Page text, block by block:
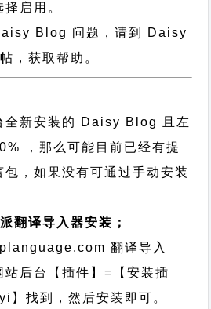
启用。
Blog 问题，请到 Daisy
，获取帮助。
全新安装的 Daisy Blog 且左
，那么可能目前已经有提
，如果没有可通过手动安装
翻译导入器安装；
翻译导入
站后台【插件】=【安装插
】找到，然后安装即可。